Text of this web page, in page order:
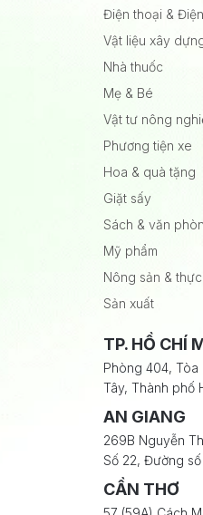
Điện thoại &
Vật liệu xây
Nhà thuốc
Mẹ & Bé
Vật tư nông
Phương tiện xe
Hoa & quà tặng
Giặt sấy
Sách & văn
Mỹ phẩm
Nông sản &
Sản xuất
TP. HỒ CHÍ
Phòng 404, Tòa
Tây, Thành phố
AN GIANG
269B Nguyễn
Số 22, Đường
CẦN THƠ